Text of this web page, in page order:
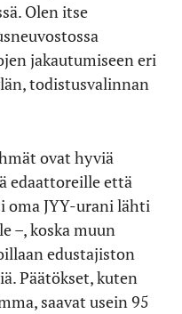
Olen itse
jakautumiseen eri
todistusvalinnan
ovat hyviä
edaattoreille että
oma JYY-urani lähti
–, koska muun
edustajiston
Päätökset, kuten
saavat usein 95